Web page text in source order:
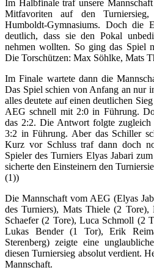
Im Halbfinale traf unsere
Mitfavoriten auf den
Humboldt-Gymnasiums. Doch die
deutlich, dass sie den Pokal
nehmen wollten. So ging das Spiel
Die Torschützen: Max Söhlke, Mats
Im Finale wartete dann die
Das Spiel schien von Anfang an nur
alles deutete auf einen deutlichen
AEG schnell mit 2:0 in Führung.
das 2:2. Die Antwort folgte
3:2 in Führung. Aber das Schiller
Kurz vor Schluss traf dann doch
Spieler des Turniers Elyas Jabari
sicherte den Einsteinern den
(1))
Die Mannschaft vom AEG (Elyas
des Turniers), Mats Thiele (2
Schaefer (2 Tore), Luca Schmoll (2
Lukas Bender (1 Tor), Erik
Sterenberg) zeigte eine
diesen Turniersieg absolut verdient.
Mannschaft.